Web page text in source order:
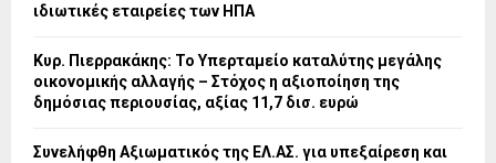
ιδιωτικές εταιρείες των ΗΠΑ
Κυρ. Πιερρακάκης: Το Υπερταμείο καταλύτης μεγάλης
οικονομικής αλλαγής – Στόχος η αξιοποίηση της
δημόσιας περιουσίας, αξίας 11,7 δισ. ευρώ
Συνελήφθη Αξιωματικός της ΕΛ.ΑΣ. για υπεξαίρεση και